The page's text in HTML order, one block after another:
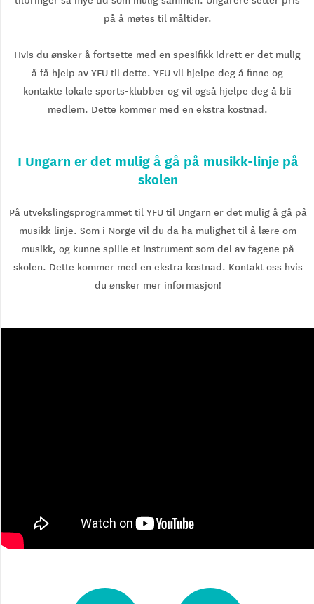
på å møtes til måltider.
Hvis du ønsker å fortsette med en spesifikk idrett er det mulig
å få hjelp av YFU til dette. YFU vil hjelpe deg å finne og
kontakte lokale sports-klubber og vil også hjelpe deg å bli
medlem. Dette kommer med en ekstra kostnad.
I Ungarn er det mulig å gå på musikk-linje på
skolen
På utvekslingsprogrammet til YFU til Ungarn er det mulig å gå på
musikk-linje. Som i Norge vil du da ha mulighet til å lære om
musikk, og kunne spille et instrument som del av fagene på
skolen. Dette kommer med en ekstra kostnad. Kontakt oss hvis
du ønsker mer informasjon!